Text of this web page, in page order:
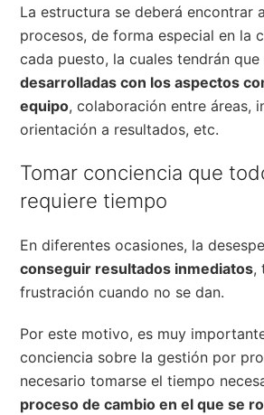
La estructura se deberá encontrar
procesos, de forma especial en la
cada puesto, la cuales tendrán que
desarrolladas con los aspectos
equipo, colaboración entre áreas,
orientación a resultados, etc.
Tomar conciencia que
requiere tiempo
En diferentes ocasiones, la
conseguir resultados inmediatos,
frustración cuando no se dan.
Por este motivo, es muy
conciencia sobre la gestión por
necesario tomarse el tiempo
proceso de cambio en el que se